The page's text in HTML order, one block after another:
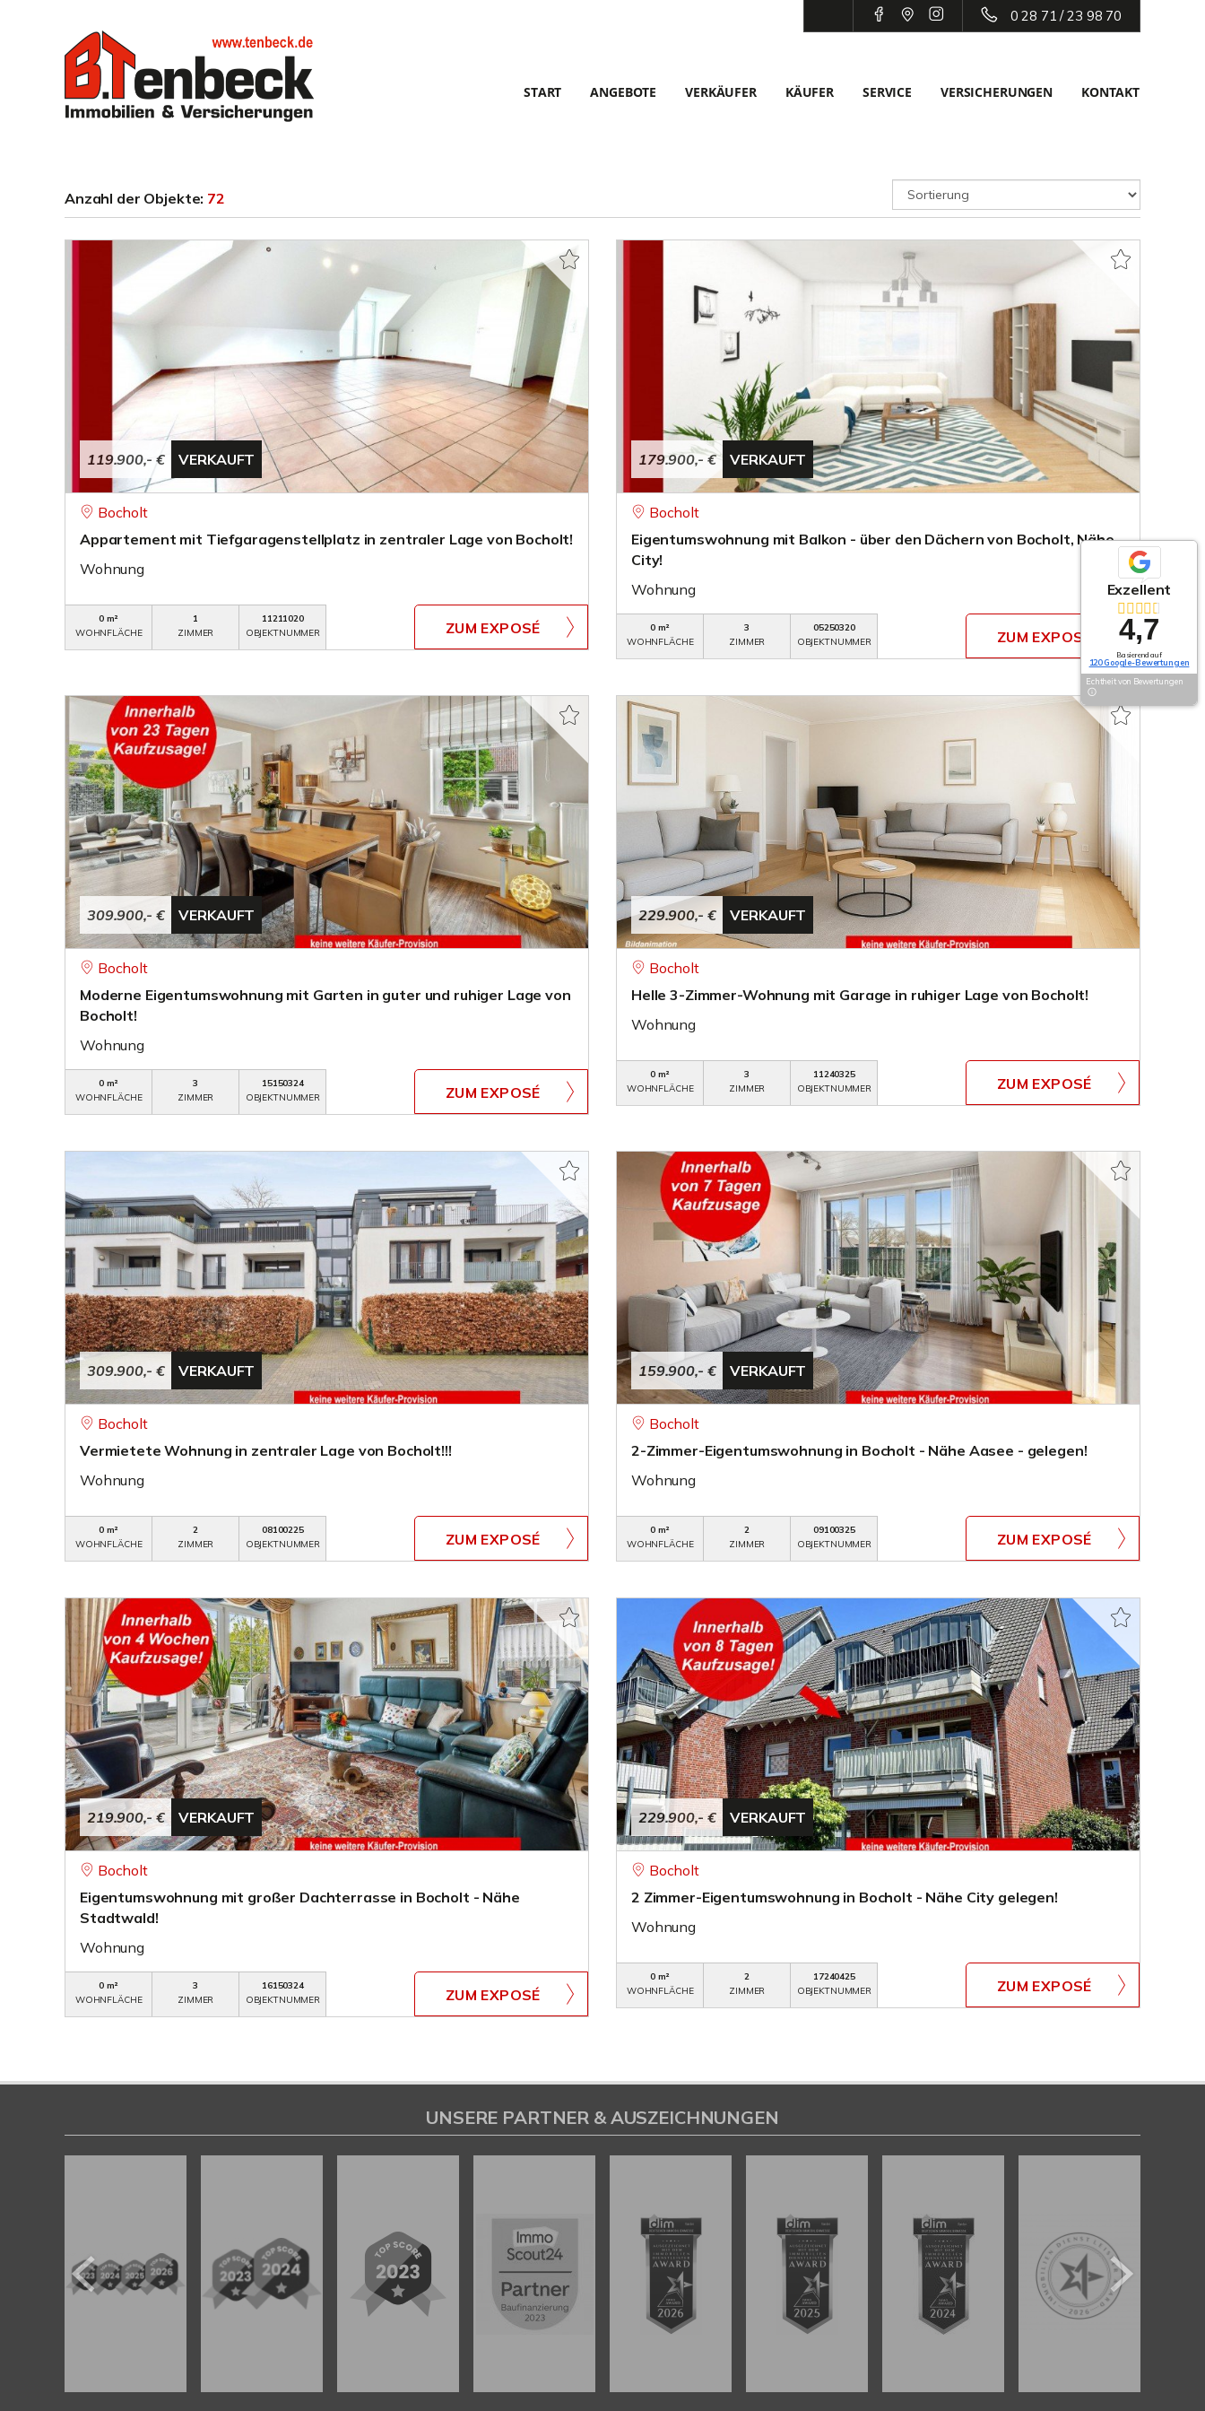
0 28 71 / 23 98 70
START ANGEBOTE VERKÄUFER KÄUFER SERVICE VERSICHERUNGEN KONTAKT
Anzahl der Objekte: 72
119.900,- € VERKAUFT
Bocholt
Appartement mit Tiefgaragenstellplatz in zentraler Lage von Bocholt!
Wohnung
0 m²
WOHNFLÄCHE
1
ZIMMER
11211020
OBJEKTNUMMER
ZUM EXPOSÉ
179.900,- € VERKAUFT
Bocholt
Eigentumswohnung mit Balkon - über den Dächern von Bocholt, Nähe
City!
Wohnung
0 m²
WOHNFLÄCHE
3
ZIMMER
05250320
OBJEKTNUMMER
ZUM EXPOSÉ
309.900,- € VERKAUFT
Bocholt
Moderne Eigentumswohnung mit Garten in guter und ruhiger Lage von
Bocholt!
Wohnung
0 m²
WOHNFLÄCHE
3
ZIMMER
15150324
OBJEKTNUMMER
ZUM EXPOSÉ
229.900,- € VERKAUFT
Bocholt
Helle 3-Zimmer-Wohnung mit Garage in ruhiger Lage von Bocholt!
Wohnung
0 m²
WOHNFLÄCHE
3
ZIMMER
11240325
OBJEKTNUMMER
ZUM EXPOSÉ
309.900,- € VERKAUFT
Bocholt
Vermietete Wohnung in zentraler Lage von Bocholt!!!
Wohnung
0 m²
WOHNFLÄCHE
2
ZIMMER
08100225
OBJEKTNUMMER
ZUM EXPOSÉ
159.900,- € VERKAUFT
Bocholt
2-Zimmer-Eigentumswohnung in Bocholt - Nähe Aasee - gelegen!
Wohnung
0 m²
WOHNFLÄCHE
2
ZIMMER
09100325
OBJEKTNUMMER
ZUM EXPOSÉ
219.900,- € VERKAUFT
Bocholt
Eigentumswohnung mit großer Dachterrasse in Bocholt - Nähe
Stadtwald!
Wohnung
0 m²
WOHNFLÄCHE
3
ZIMMER
16150324
OBJEKTNUMMER
ZUM EXPOSÉ
229.900,- € VERKAUFT
Bocholt
2 Zimmer-Eigentumswohnung in Bocholt - Nähe City gelegen!
Wohnung
0 m²
WOHNFLÄCHE
2
ZIMMER
17240425
OBJEKTNUMMER
ZUM EXPOSÉ
Exzellent
4,7
Basierend auf
120 Google-Bewertungen
Echtheit von Bewertungen
UNSERE PARTNER & AUSZEICHNUNGEN